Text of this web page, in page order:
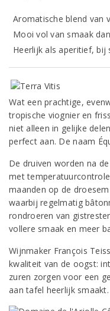
Aromatische blend van
Mooi vol van smaak
Heerlijk als aperitief, bij
Wat een prachtige,
tropische viognier en
niet alleen in gelijke
perfect aan. De naam
De druiven worden na
met
maanden op de
waarbij regelmatig
rondroeren van
vollere smaak en meer
Wijnmaker François
kwaliteit van de oogst:
zuren zorgen voor een
aan tafel heerlijk smaakt.